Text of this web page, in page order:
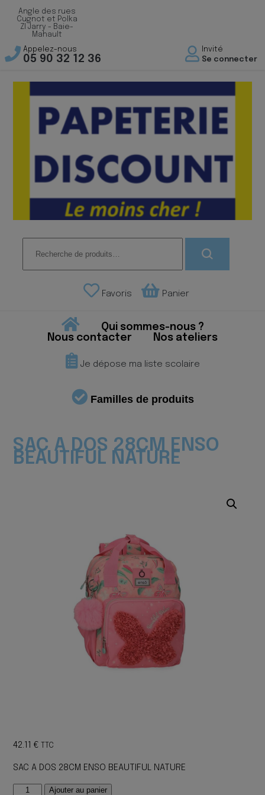
Angle des rues
Cugnot et Polka
ZI Jarry - Baie-
Mahault
Appelez-nous
05 90 32 12 36
Invité
Se connecter
pour :
Favoris Panier
Qui sommes-nous ?
Nous contacter
Nos ateliers
Je dépose ma liste scolaire
Familles de produits
SAC A DOS 28CM ENSO
BEAUTIFUL NATURE
42.11€ TTC
SAC A DOS 28CM ENSO BEAUTIFUL NATURE
quantité Ajouter au panier